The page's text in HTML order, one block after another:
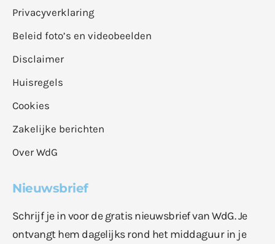
Privacyverklaring
Beleid foto’s en videobeelden
Disclaimer
Huisregels
Cookies
Zakelijke berichten
Over WdG
Nieuwsbrief
Schrijf je in voor de gratis nieuwsbrief van WdG. Je
ontvangt hem dagelijks rond het middaguur in je